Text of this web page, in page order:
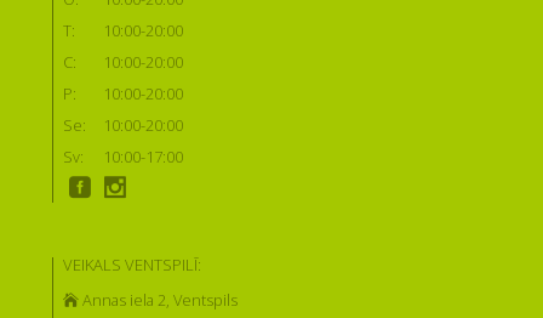
T:
10:00-20:00
C:
10:00-20:00
P:
10:00-20:00
Se:
10:00-20:00
Sv:
10:00-17:00
VEIKALS VENTSPILĪ:
Annas iela 2, Ventspils